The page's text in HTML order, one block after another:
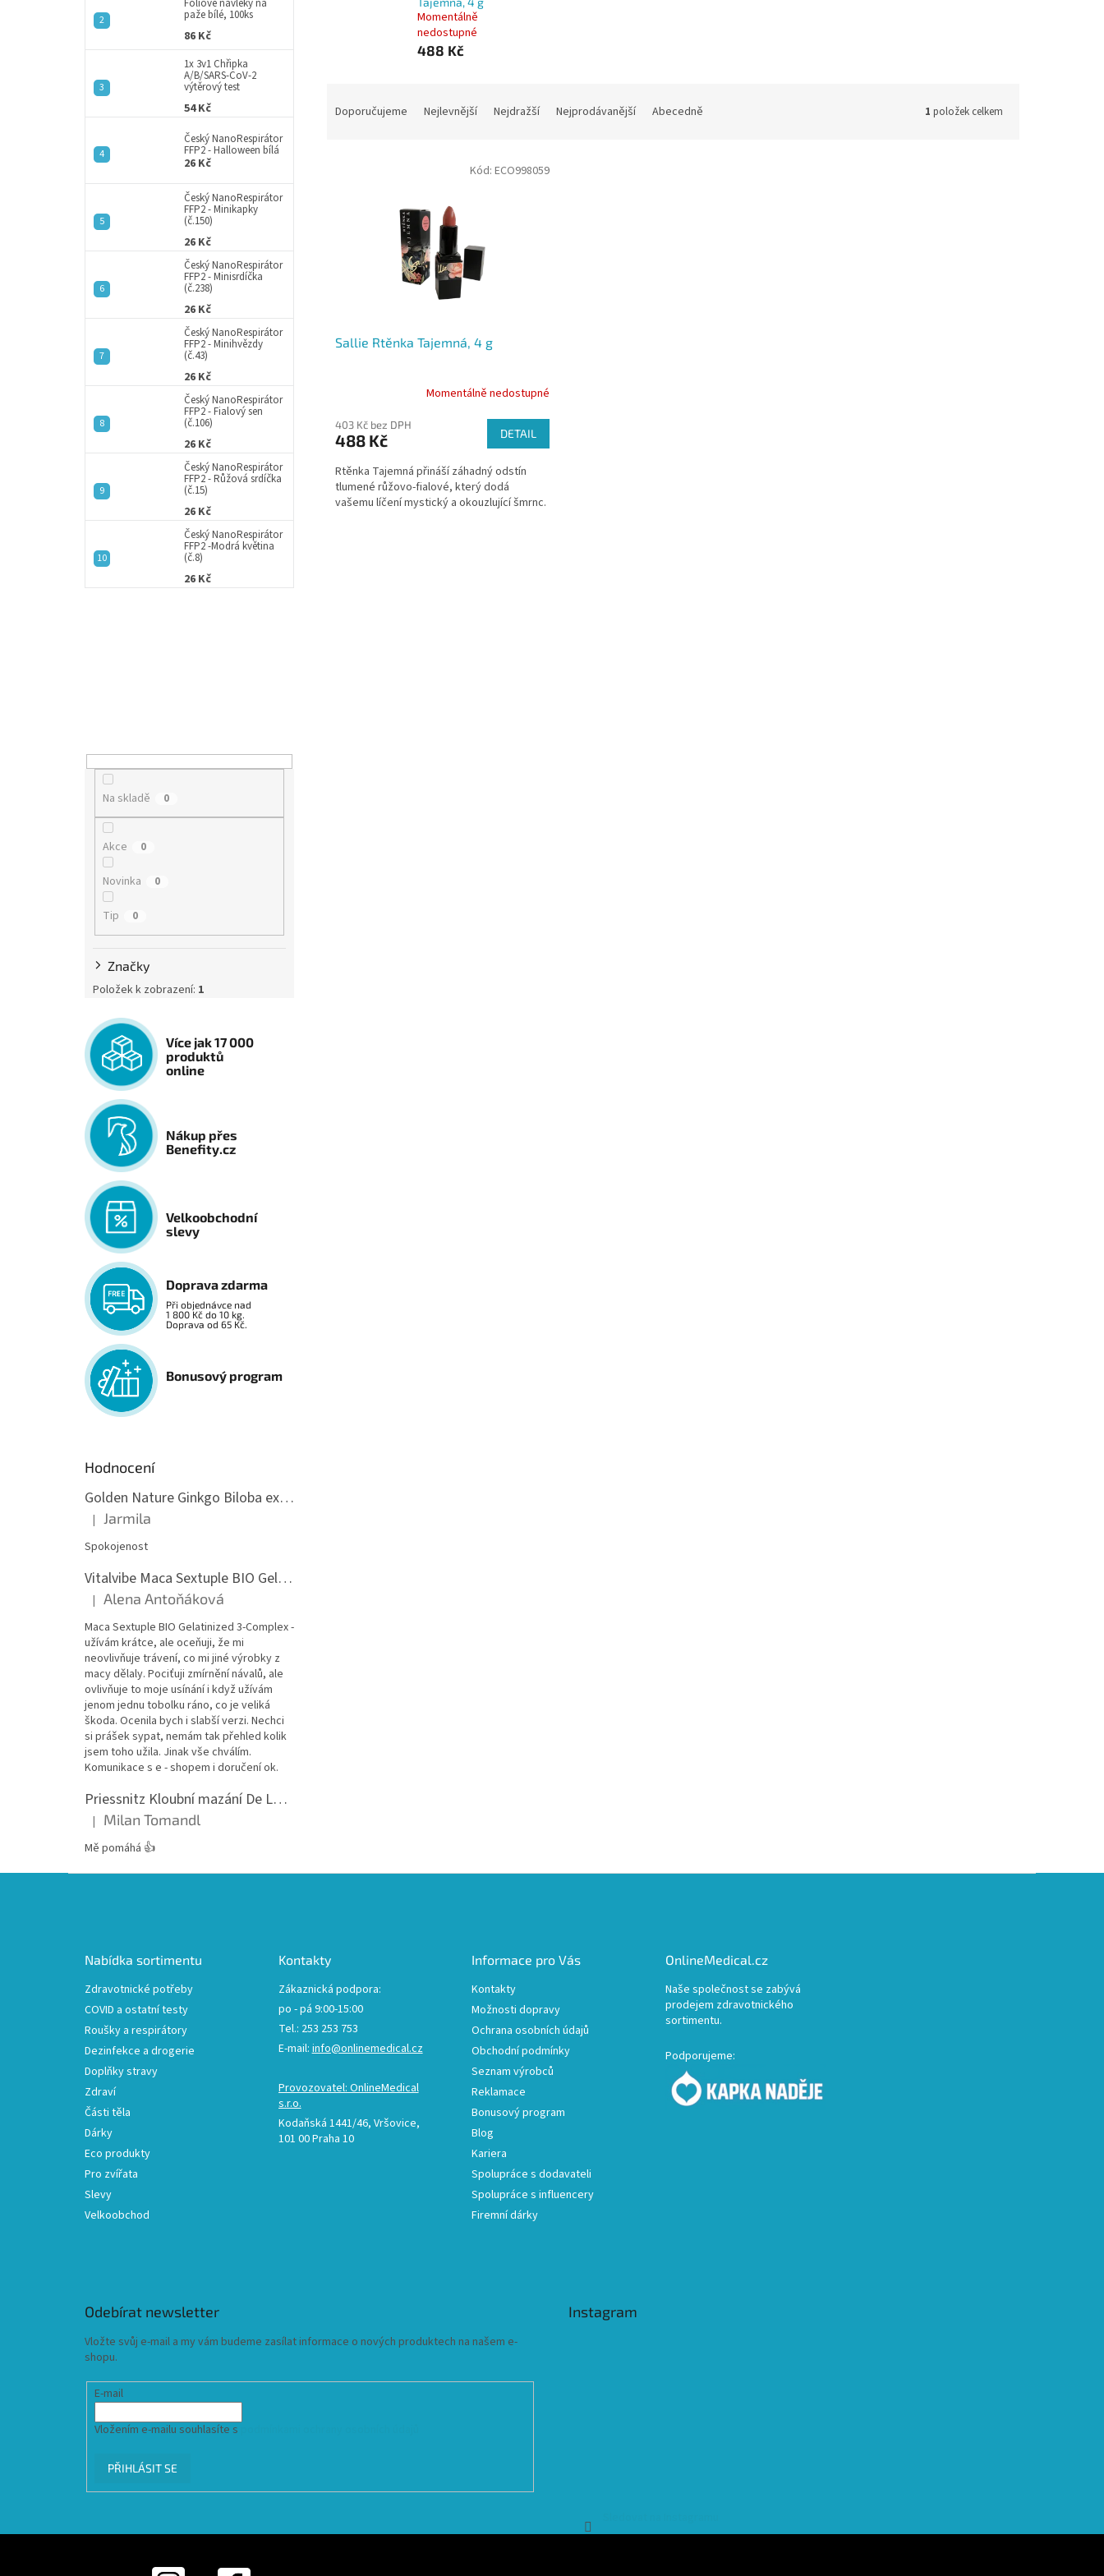
paže bílé, 100ks
86 Kč
1x 3v1 Chřipka
A/B/SARS-CoV-2
výtěrový test
54 Kč
Český NanoRespirátor
FFP2 - Halloween bílá
26 Kč
Český NanoRespirátor
FFP2 - Minikapky
(č.150)
26 Kč
Český NanoRespirátor
FFP2 - Minisrdíčka
(č.238)
26 Kč
Český NanoRespirátor
FFP2 - Minihvězdy
(č.43)
26 Kč
Český NanoRespirátor
FFP2 - Fialový sen
(č.106)
26 Kč
Český NanoRespirátor
FFP2 - Růžová srdíčka
(č.15)
26 Kč
Český NanoRespirátor
FFP2 -Modrá květina
(č.8)
26 Kč
Na skladě 0
Akce 0
Novinka 0
Tip 0
Značky
Položek k zobrazení: 1
Více jak 17 000
produktů
online
Nákup přes
Benefity.cz
Velkoobchodní
slevy
Doprava zdarma
Při objednávce nad
1 800 Kč do 10 kg.
Doprava od 65 Kč.
Bonusový program
Hodnocení
Golden Nature Ginkgo Biloba extrakt 50:1 60mg, 100 kapslí
Hodnocení produktu je 5 z 5 hvězdiček.
| Jarmila
Spokojenost
Vitalvibe Maca Sextuple BIO Gelatinized 3-Complex, 60 kapslí
Hodnocení produktu je 5 z 5 hvězdiček.
| Alena Antoňáková
Maca Sextuple BIO Gelatinized 3-Complex -
užívám krátce, ale oceňuji, že mi
neovlivňuje trávení, co mi jiné výrobky z
macy dělaly. Pociťuji zmírnění návalů, ale
ovlivňuje to moje usínání i když užívám
jenom jednu tobolku ráno, co je veliká
škoda. Ocenila bych i slabší verzi. Nechci
si prášek sypat, nemám tak přehled kolik
jsem toho užila. Jinak vše chválím.
Komunikace s e - shopem i doručení ok.
Priessnitz Kloubní mazání De Luxe, 200ml
Hodnocení produktu je 5 z 5 hvězdiček.
| Milan Tomandl
Mě pomáhá 👍
Momentálně
nedostupné
488 Kč
Doporučujeme Nejlevnější Nejdražší Nejprodávanější Abecedně 1 položek celkem
Sallie Rtěnka Tajemná, 4 g
Momentálně nedostupné
403 Kč bez DPH
488 Kč DETAIL
Rtěnka Tajemná přináší záhadný odstín
tlumené růžovo-fialové, který dodá
vašemu líčení mystický a okouzlující šmrnc.
Kód: ECO998059
Nabídka sortimentu
Zdravotnické potřeby
COVID a ostatní testy
Roušky a respirátory
Dezinfekce a drogerie
Doplňky stravy
Zdraví
Části těla
Dárky
Eco produkty
Pro zvířata
Slevy
Velkoobchod
Kontakty
Zákaznická podpora:
po - pá 9:00-15:00
Tel.: 253 253 753
E-mail: info@onlinemedical.cz
Provozovatel: OnlineMedical
s.r.o.
Kodaňská 1441/46, Vršovice,
101 00 Praha 10
Informace pro Vás
Kontakty
Možnosti dopravy
Ochrana osobních údajů
Obchodní podmínky
Seznam výrobců
Reklamace
Bonusový program
Blog
Kariera
Spolupráce s dodavateli
Spolupráce s influencery
Firemní dárky
OnlineMedical.cz
Naše společnost se zabývá
prodejem zdravotnického
sortimentu.
Podporujeme:
Odebírat newsletter
Vložte svůj e-mail a my vám budeme zasílat informace o nových produktech na našem e-
shopu.
E-mail
Vložením e-mailu souhlasíte s
PŘIHLÁSIT SE
Instagram